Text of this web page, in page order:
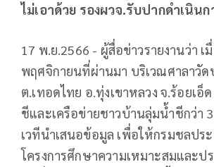
ไม่เอาด้วย รองผวจ.รับปากดำเนินก
17 พ.ย.2566 - ผู้สื่อข่าวรายงานว่า เ
พฤศจิกายนที่ผ่านมา บริเวณศาลาวัด
ต.เทอดไทย อ.ทุ่งเขาหลวง จ.ร้อยเอ็
ชีและเครือข่ายชาวบ้านลุ่มน้ำชีกว่า
เวทีนำเสนอข้อมูล เพื่อให้กรมชลปร
โครงการศึกษาความเหมาะสมและป